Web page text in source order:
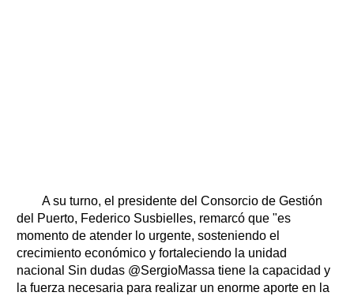
A su turno, el presidente del Consorcio de Gestión
del Puerto, Federico Susbielles, remarcó que "es
momento de atender lo urgente, sosteniendo el
crecimiento económico y fortaleciendo la unidad
nacional Sin dudas @SergioMassa tiene la capacidad y
la fuerza necesaria para realizar un enorme aporte en la